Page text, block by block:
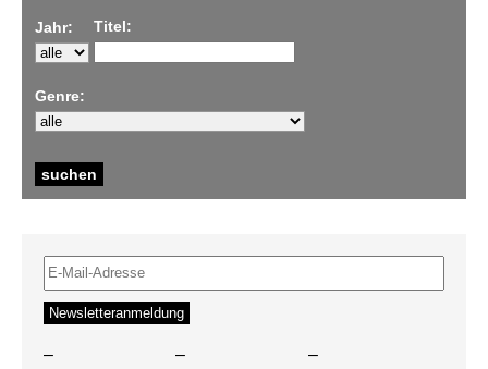
Jahr: Titel:
Genre:
– – –